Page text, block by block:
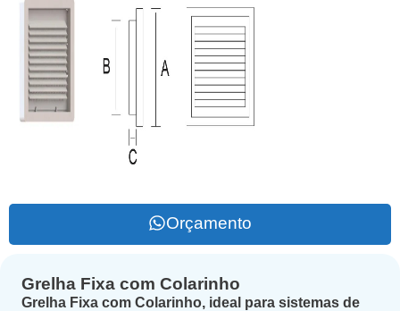
Orçamento
Grelha Fixa com Colarinho
Grelha Fixa com Colarinho, ideal para sistemas de